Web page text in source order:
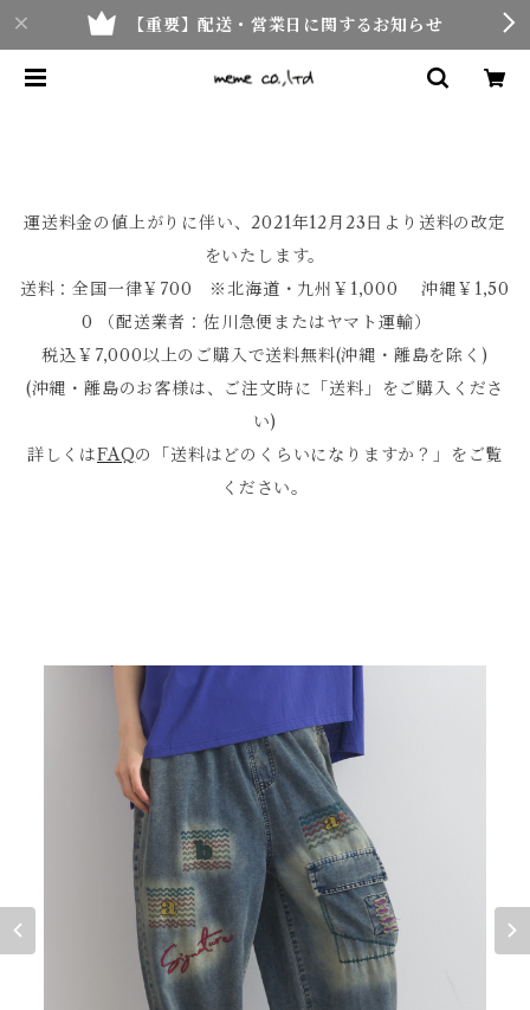
【重要】配送・営業日に関するお知らせ
運送料金の値上がりに伴い、2021年12月23日より送料の改定
をいたします。
送料：全国一律￥700 ※北海道・九州￥1,000 沖縄￥1,50
0 （配送業者：佐川急便またはヤマト運輸）
税込￥7,000以上のご購入で送料無料(沖縄・離島を除く)
(沖縄・離島のお客様は、ご注文時に「送料」をご購入くださ
い)
詳しくはFAQの「送料はどのくらいになりますか？」をご覧
ください。